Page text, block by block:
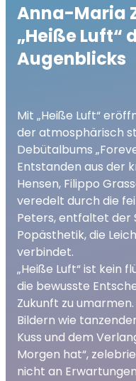
Anna-Maria
„Heiße Luft“
Augenblicks
Mit „Heiße Luft“
der atmosphärisch
Debütalbums
Entstanden aus der
Hensen, Filippo
veredelt durch die
Peters, entfaltet der
Popästhetik, die
verbindet.
„Heiße Luft“ ist kein
die bewusste
Zukunft zu
Bildern wie
Kuss und dem
Morgen hat“,
nicht an